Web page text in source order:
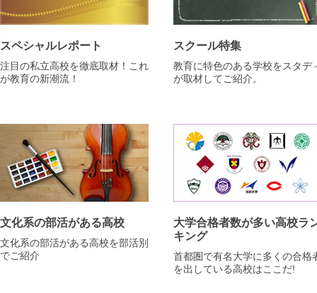
スペシャルレポート
注目の私立高校を徹底取材！これ
が教育の新潮流！
スクール特集
教育に特色のある学校をスタデ
が取材してご紹介。
文化系の部活がある高校
文化系の部活がある高校を部活別
でご紹介
大学合格者数が多い高校ラ
キング
首都圏で有名大学に多くの合格
を出している高校はここだ!